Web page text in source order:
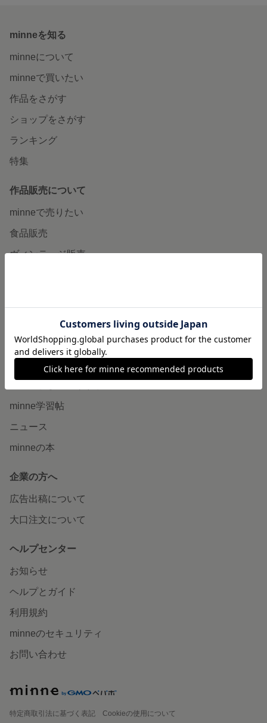
minneを知る
minneについて
minneで買いたい
作品をさがす
ショップをさがす
ランキング
特集
作品販売について
minneで売りたい
食品販売
ヴィンテージ販売
販売支援企画・イベント
読みもの
minne学習帖
ニュース
minneの本
企業の方へ
広告出稿について
大口注文について
ヘルプセンター
お知らせ
ヘルプとガイド
利用規約
minneのセキュリティ
お問い合わせ
特定商取引法に基づく表記
Cookieの使用について